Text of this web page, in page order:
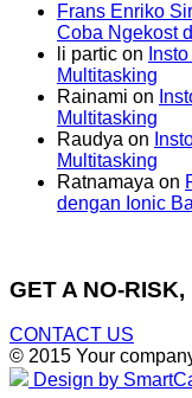
Frans Enriko
Coba Ngekost
li partic on
Multitasking
Rainami on
Multitasking
Raudya on
Multitasking
Ratnamaya on
dengan Ionic
GET A NO-
CONTACT US
© 2015 Your
Design by